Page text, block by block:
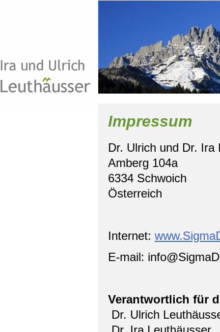
Impressum
Dr. Ulrich und Dr. Ira
Amberg 104a
6334 Schwoich
Österreich
Internet:
E-mail:
Verantwortlich für
Dr. Ulrich